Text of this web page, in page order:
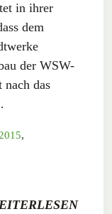
in ihrer
dem
der WSW-
nach das
,